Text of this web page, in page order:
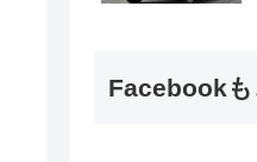
Facebook